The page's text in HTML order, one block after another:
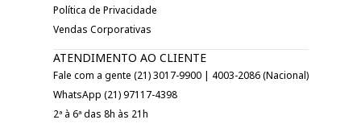
Política de Privacidade
Vendas Corporativas
ATENDIMENTO AO CLIENTE
Fale com a gente (21) 3017-9900 | 4003-2086 (Nacional)
WhatsApp (21) 97117-4398
2ª à 6ª das 8h às 21h